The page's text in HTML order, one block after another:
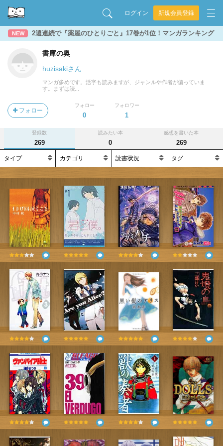
ログイン 新規会員登録
NEW 2週連続で『薬屋のひとりごと』17巻が1位！マンガランキング
書庫の奥
huzisakiさん
マンガ多めです。活字も読みますが、ジャンルや作者が偏っていま
す。まずは読...
フォロー
フォロー
0
フォロワー
1
登録数
269
読みたい本
0
感想を書いた本
269